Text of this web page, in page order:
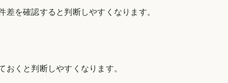
を確認すると判断しやすくなります。
くと判断しやすくなります。